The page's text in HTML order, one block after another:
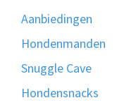
Aanbiedingen
Hondenmanden
Snuggle Cave
Hondensnacks